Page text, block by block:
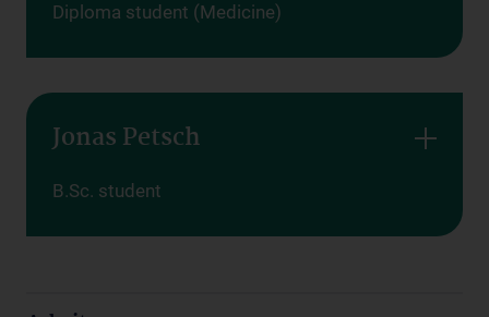
Diploma student (Medicine)
Jonas Petsch
B.Sc. student